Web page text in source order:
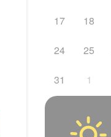
17 18
24 25
31 1